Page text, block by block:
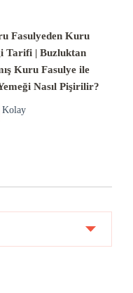
Fasulyeden Kuru
Tarifi | Buzluktan
Kuru Fasulye ile
Nasıl Pişirilir?
Kolay